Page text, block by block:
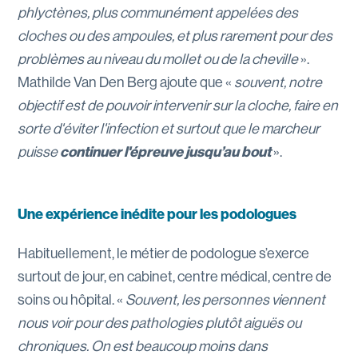
phlyctènes, plus communément appelées des
cloches ou des ampoules, et plus rarement pour des
problèmes au niveau du mollet ou de la cheville».
Mathilde Van Den Berg ajoute que « souvent, notre
objectif est de pouvoir intervenir sur la cloche, faire en
sorte d'éviter l'infection et surtout que le marcheur
puissecontinuer l'épreuve jusqu’au bout».
Une expérience inédite pour les podologues
Habituellement, le métier de podologue s’exerce
surtout de jour, en cabinet, centre médical, centre de
soins ou hôpital. « Souvent, les personnes viennent
nous voir pour des pathologies plutôt aiguës ou
chroniques. On est beaucoup moins dans